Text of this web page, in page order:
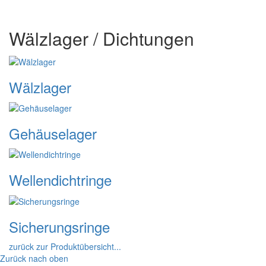
Wälzlager / Dichtungen
Wälzlager
Gehäuselager
Wellendichtringe
Sicherungsringe
zurück zur Produktübersicht...
Zurück nach oben